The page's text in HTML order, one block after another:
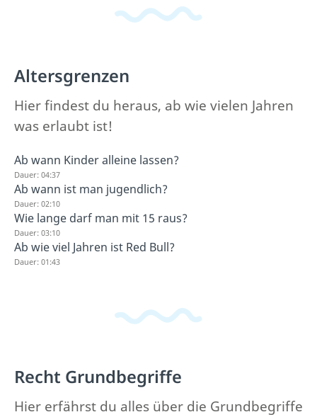
Altersgrenzen
Hier findest du heraus, ab wie vielen Jahren
was erlaubt ist!
Ab wann Kinder alleine lassen?
Dauer: 04:37
Ab wann ist man jugendlich?
Dauer: 02:10
Wie lange darf man mit 15 raus?
Dauer: 03:10
Ab wie viel Jahren ist Red Bull?
Dauer: 01:43
Recht Grundbegriffe
Hier erfährst du alles über die Grundbegriffe